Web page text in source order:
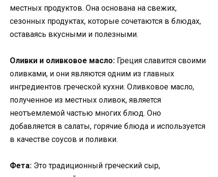
местных продуктов. Она основана на свежих,
сезонных продуктах, которые сочетаются в блюдах,
оставаясь вкусными и полезными.
Оливки и оливковое масло: Греция славится своими
оливками, и они являются одним из главных
ингредиентов греческой кухни. Оливковое масло,
полученное из местных оливок, является
неотъемлемой частью многих блюд. Оно
добавляется в салаты, горячие блюда и используется
в качестве соусов и поливки.
Фета: Это традиционный греческий сыр,